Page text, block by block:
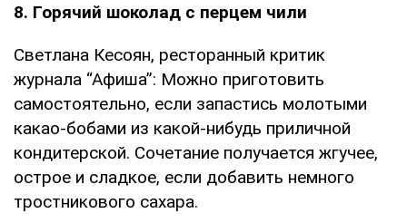
8. Горячий шоколад с перцем чили
Светлана Кесоян, ресторанный критик
журнала “Афиша”: Можно приготовить
самостоятельно, если запастись молотыми
какао-бобами из какой-нибудь приличной
кондитерской. Сочетание получается жгучее,
острое и сладкое, если добавить немного
тростникового сахара.